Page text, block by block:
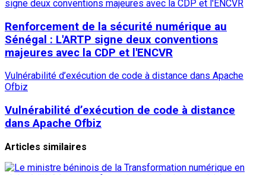
signe deux conventions majeures avec la CDP et l'ENCVR
Renforcement de la sécurité numérique au
Sénégal : L'ARTP signe deux conventions
majeures avec la CDP et l'ENCVR
Vulnérabilité d’exécution de code à distance dans Apache
Ofbiz
Vulnérabilité d’exécution de code à distance
dans Apache Ofbiz
Articles similaires